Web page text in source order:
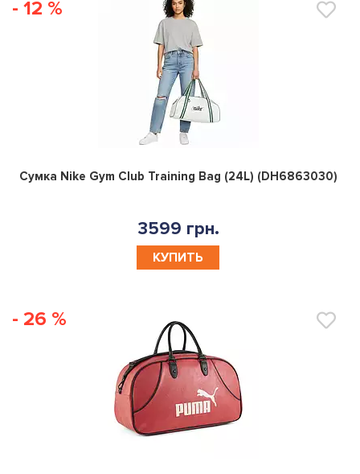
- 12 %
0
Сумка Nike Gym Club Training Bag (24L) (DH6863030)
3599 грн.
КУПИТЬ
- 26 %